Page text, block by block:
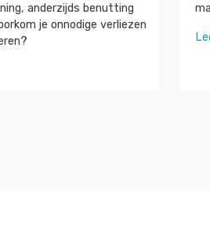
anderzijds benutting
je onnodige verliezen